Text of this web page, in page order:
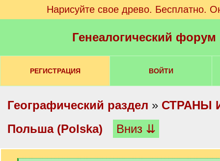
Нарисуйте свое древо. Бесплатно.
Генеалогический
РЕГИСТРАЦИЯ ВОЙТИ
Географический раздел » СТРАНЫ
Польша (Polska)
Вниз ⇊